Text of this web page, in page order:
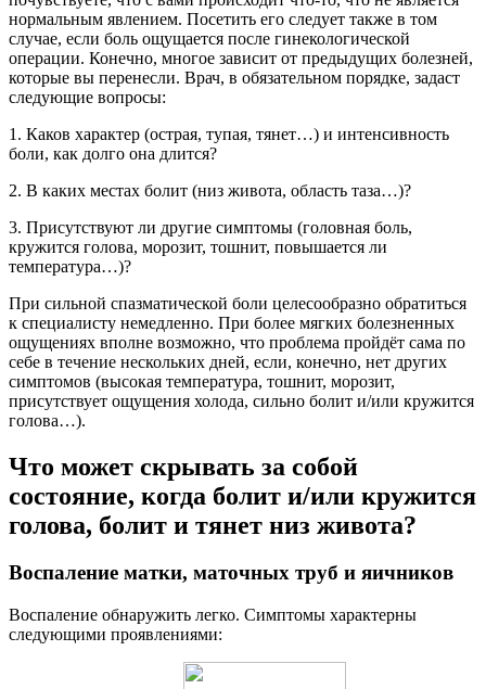
нормальным явлением. Посетить его следует также в том
случае, если боль ощущается после гинекологической
операции. Конечно, многое зависит от предыдущих болезней,
которые вы перенесли. Врач, в обязательном порядке, задаст
следующие вопросы:
1. Каков характер (острая, тупая, тянет…) и интенсивность
боли, как долго она длится?
2. В каких местах болит (низ живота, область таза…)?
3. Присутствуют ли другие симптомы (головная боль,
кружится голова, морозит, тошнит, повышается ли
температура…)?
При сильной спазматической боли целесообразно обратиться
к специалисту немедленно. При более мягких болезненных
ощущениях вполне возможно, что проблема пройдёт сама по
себе в течение нескольких дней, если, конечно, нет других
симптомов (высокая температура, тошнит, морозит,
присутствует ощущения холода, сильно болит и/или кружится
голова…).
Что может скрывать за собой
состояние, когда болит и/или кружится
голова, болит и тянет низ живота?
Воспаление матки, маточных труб и яичников
Воспаление обнаружить легко. Симптомы характерны
следующими проявлениями: